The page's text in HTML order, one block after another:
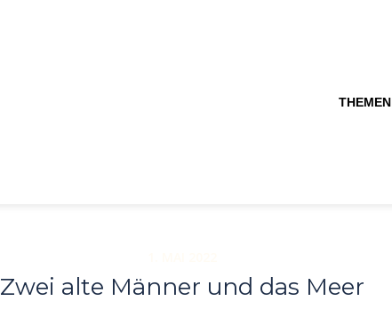
THEMEN
Zwei alte Männer und das Meer